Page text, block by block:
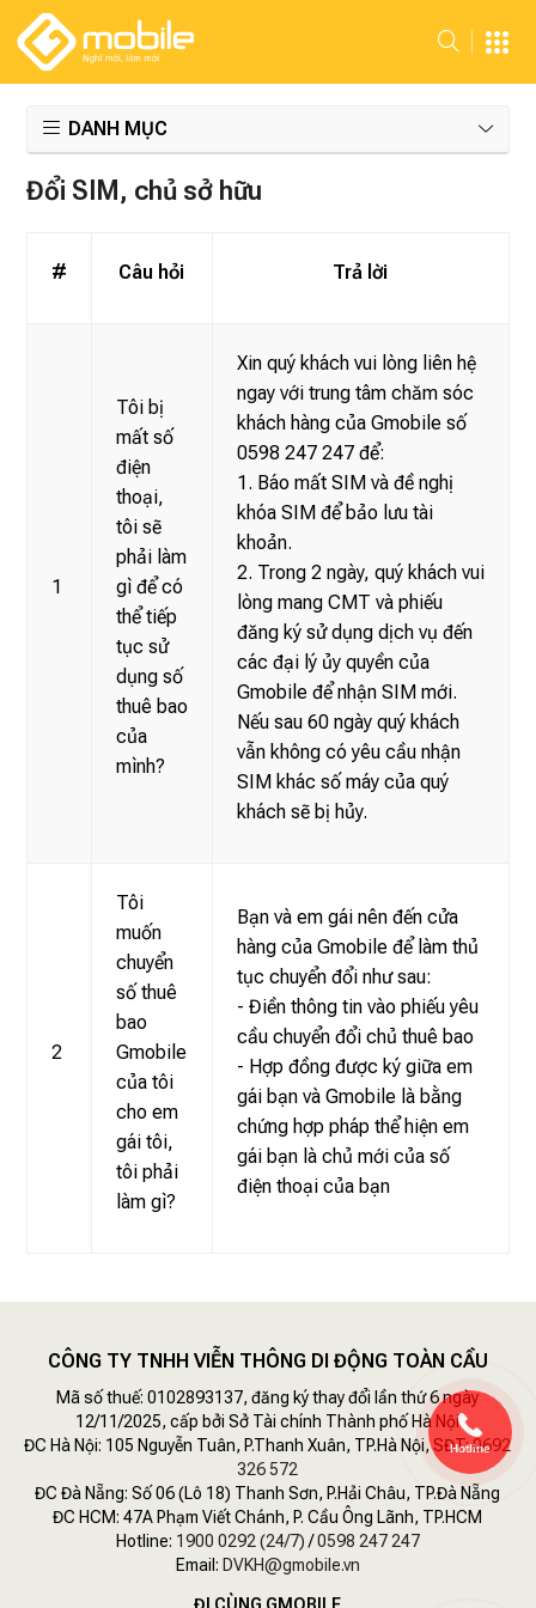
DANH MỤC
Đổi SIM, chủ sở hữu
# Câu hỏi Trả lời
1
Tôi bị
mất số
điện
thoại,
tôi sẽ
phải làm
gì để có
thể tiếp
tục sử
dụng số
thuê bao
của
mình?
Xin quý khách vui lòng liên hệ
ngay với trung tâm chăm sóc
khách hàng của Gmobile số
0598 247 247 để:
1. Báo mất SIM và đề nghị
khóa SIM để bảo lưu tài
khoản.
2. Trong 2 ngày, quý khách vui
lòng mang CMT và phiếu
đăng ký sử dụng dịch vụ đến
các đại lý ủy quyền của
Gmobile để nhận SIM mới.
Nếu sau 60 ngày quý khách
vẫn không có yêu cầu nhận
SIM khác số máy của quý
khách sẽ bị hủy.
2
Tôi
muốn
chuyển
số thuê
bao
Gmobile
của tôi
cho em
gái tôi,
tôi phải
làm gì?
Bạn và em gái nên đến cửa
hàng của Gmobile để làm thủ
tục chuyển đổi như sau:
- Điền thông tin vào phiếu yêu
cầu chuyển đổi chủ thuê bao
- Hợp đồng được ký giữa em
gái bạn và Gmobile là bằng
chứng hợp pháp thể hiện em
gái bạn là chủ mới của số
điện thoại của bạn
CÔNG TY TNHH VIỄN THÔNG DI ĐỘNG TOÀN CẦU
Mã số thuế: 0102893137, đăng ký thay đổi lần thứ 6 ngày
12/11/2025, cấp bởi Sở Tài chính Thành phố Hà Nội
ĐC Hà Nội: 105 Nguyễn Tuân, P.Thanh Xuân, TP.Hà Nội, SĐT:0692
326 572
ĐC Đà Nẵng: Số 06 (Lô 18) Thanh Sơn, P.Hải Châu, TP.Đà Nẵng
ĐC HCM: 47A Phạm Viết Chánh, P. Cầu Ông Lãnh, TP.HCM
Hotline: 1900 0292 (24/7)/0598 247 247
Email: DVKH@gmobile.vn
Hotline